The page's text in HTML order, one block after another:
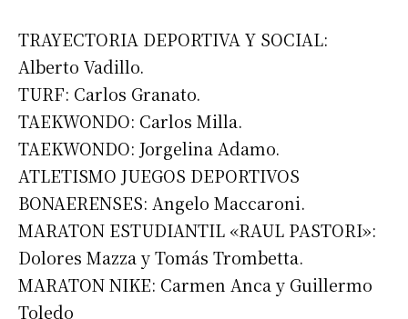
TRAYECTORIA DEPORTIVA Y SOCIAL:
Alberto Vadillo.
TURF: Carlos Granato.
TAEKWONDO: Carlos Milla.
TAEKWONDO: Jorgelina Adamo.
ATLETISMO JUEGOS DEPORTIVOS
BONAERENSES: Angelo Maccaroni.
MARATON ESTUDIANTIL «RAUL PASTORI»:
Dolores Mazza y Tomás Trombetta.
MARATON NIKE: Carmen Anca y Guillermo
Toledo